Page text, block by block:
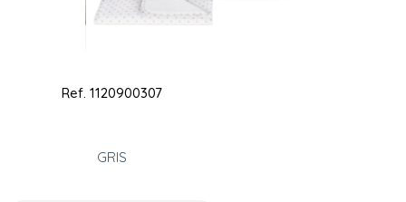
Ref.1120900307
GRIS